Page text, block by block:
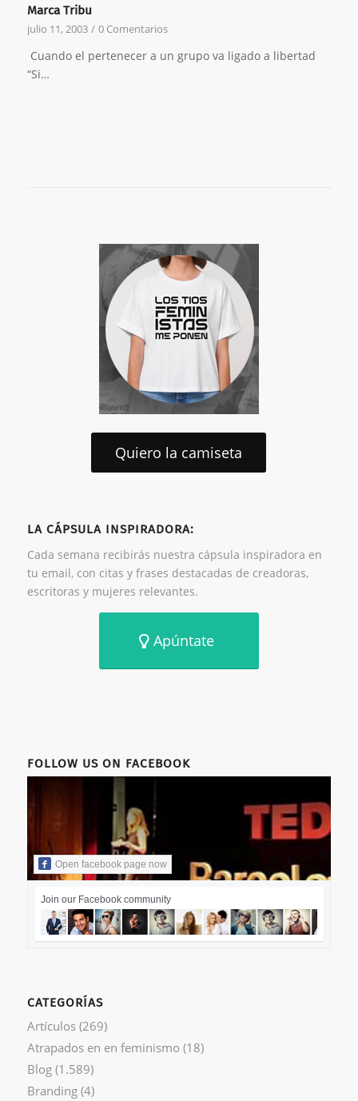
Marca Tribu
julio 11, 2003 / 0 Comentarios
Cuando el pertenecer a un grupo va ligado a libertad
“Si…
Quiero la camiseta
LA CÁPSULA INSPIRADORA:
Cada semana recibirás nuestra cápsula inspiradora en
tu email, con citas y frases destacadas de creadoras,
escritoras y mujeres relevantes.
Apúntate
FOLLOW US ON FACEBOOK
Open facebook page now
Join our Facebook community
CATEGORÍAS
Artículos(269)
Atrapados en en feminismo (18)
Blog(1.589)
Branding(4)